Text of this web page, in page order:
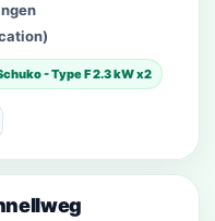
- Type F 2.3 kW x2